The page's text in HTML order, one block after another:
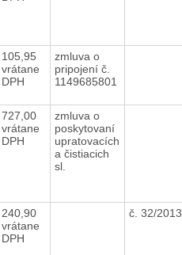
105,95
vrátane
DPH
zmluva o
pripojení č.
1149685801
727,00
vrátane
DPH
zmluva o
poskytovaní
upratovacích
a čistiacich
sl.
240,90
vrátane
DPH
č. 32/2013